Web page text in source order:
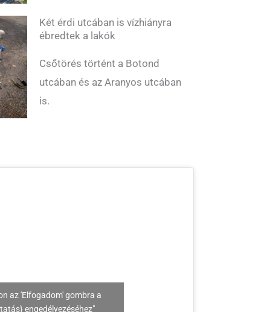
Két érdi utcában is vízhiányra
ébredtek a lakók
Csőtörés történt a Botond
utcában és az Aranyos utcában
is.
az 'Elfogadom' gombra a
engedélyezéséhez"